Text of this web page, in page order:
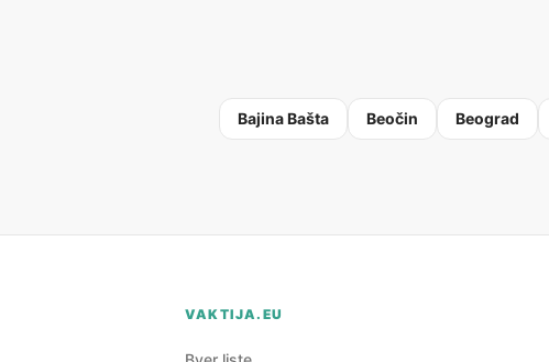
Bajina Bašta Beočin Beograd
VAKTIJA.EU